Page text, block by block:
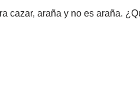
cazar, araña y no es araña.